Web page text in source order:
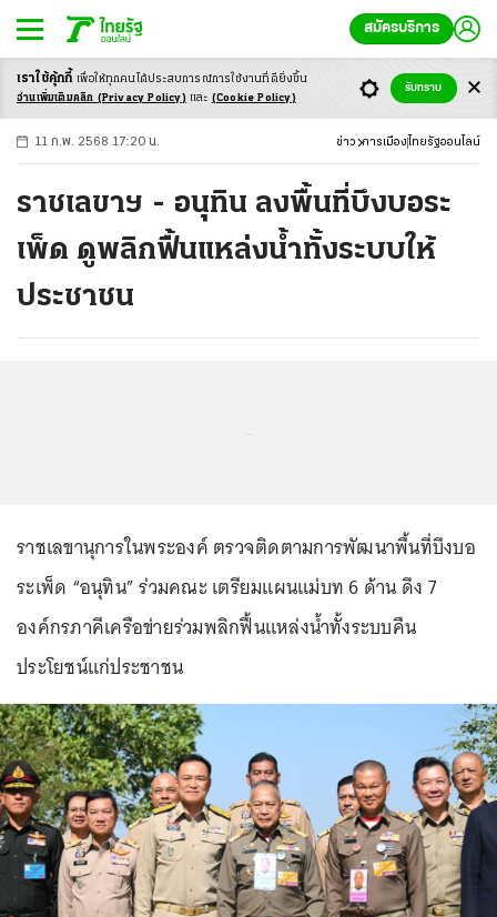
สมัครบริการ
-ก ก ก+
11 ก.พ. 2568 17:20 น. ข่าว การเมือง ไทยรัฐออนไลน์
ราชเลขาฯ - อนุทิน ลงพื้นที่บึงบอระ
เพ็ด ดูพลิกฟื้นแหล่งน้ำทั้งระบบให้
ประชาชน
ราชเลขานุการในพระองค์ ตรวจติดตามการพัฒนาพื้นที่บึงบอ
ระเพ็ด “อนุทิน” ร่วมคณะ เตรียมแผนแม่บท 6 ด้าน ดึง 7
องค์กรภาคีเครือข่ายร่วมพลิกฟื้นแหล่งน้ำทั้งระบบคืน
ประโยชน์แก่ประชาชน
เราใช้คุ้กกี้ เพื่อให้ทุกคนได้ประสบการณ์การใช้งานที่ดียิ่งขึ้น
อ่านเพิ่มเติมคลิก (Privacy Policy) และ (Cookie Policy)
รับทราบ